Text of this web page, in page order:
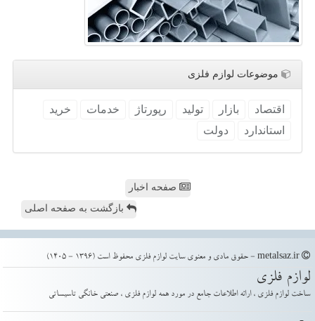
موضوعات لوازم فلزی
اقتصاد بازار تولید رپورتاژ خدمات
خرید
استاندارد
دولت
صفحه اخبار
بازگشت به صفحه اصلی
لوازم فلزی
ساخت لوازم فلزی ، ارائه اطلاعات جامع در مورد همه لوازم فلزی ، صنعتی خانگی تاسیساتی